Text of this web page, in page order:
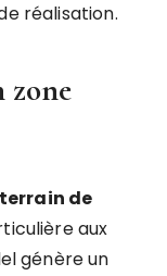
réalisation.
zone
de
aux
génère un